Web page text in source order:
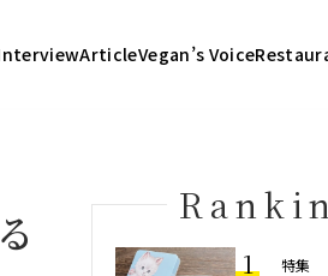
ArticleVegan’s Voice
1 特集